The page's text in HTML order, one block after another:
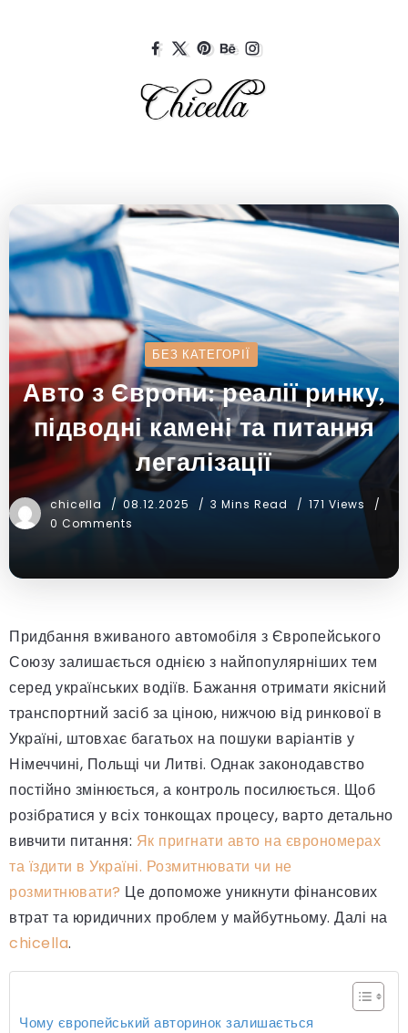
БЕЗ КАТЕГОРІЇ
Авто з Європи: реалії ринку,
підводні камені та питання
легалізації
chicella 08.12.2025 3 Mins Read
171 Views
0 Comments
Придбання вживаного автомобіля з Європейського
Союзу залишається однією з найпопулярніших тем
серед українських водіїв. Бажання отримати якісний
транспортний засіб за ціною, нижчою від ринкової в
Україні, штовхає багатьох на пошуки варіантів у
Німеччині, Польщі чи Литві. Однак законодавство
постійно змінюється, а контроль посилюється. Щоб
розібратися у всіх тонкощах процесу, варто детально
вивчити питання: Як пригнати авто на єврономерах
та їздити в Україні. Розмитнювати чи не
розмитнювати? Це допоможе уникнути фінансових
втрат та юридичних проблем у майбутньому. Далі на
chicella.
Чому європейський авторинок залишається